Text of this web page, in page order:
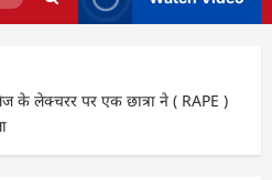
के लेक्चरर पर एक छात्रा ने ( RAPE )